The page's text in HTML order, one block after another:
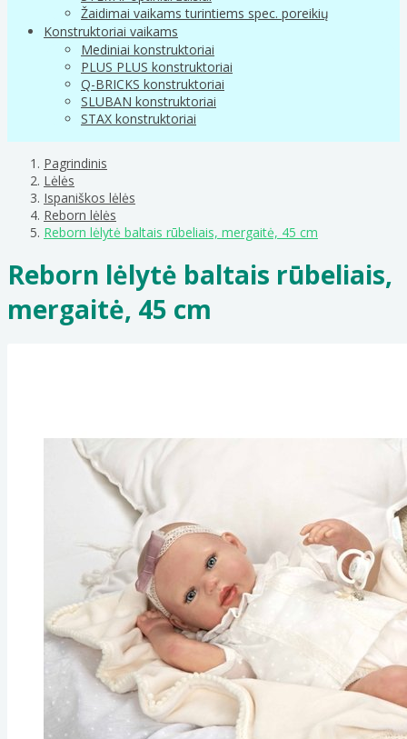
Žaidimai vaikams turintiems spec. poreikių
Konstruktoriai vaikams
Mediniai konstruktoriai
PLUS PLUS konstruktoriai
Q-BRICKS konstruktoriai
SLUBAN konstruktoriai
STAX konstruktoriai
Pagrindinis
Lėlės
Ispaniškos lėlės
Reborn lėlės
Reborn lėlytė baltais rūbeliais, mergaitė, 45 cm
Reborn lėlytė baltais rūbeliais,
mergaitė, 45 cm